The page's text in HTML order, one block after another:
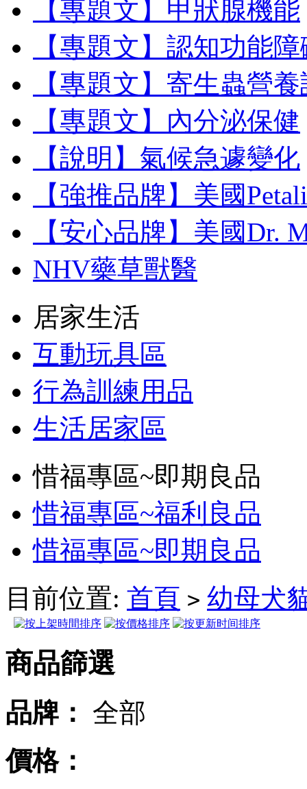
【專題文】甲狀腺機能
【專題文】認知功能
【專題文】寄生蟲營
【專題文】內分泌保健
【說明】氣候急遽變化
【強推品牌】美國
【安心品牌】美國Dr.
NHV藥草獸醫
居家生活
互動玩具區
行為訓練用品
生活居家區
惜福專區~即期良品
惜福專區~福利良品
惜福專區~即期良品
目前位置: 首頁 > 幼母犬
商品篩選
品牌：
全部
價格：